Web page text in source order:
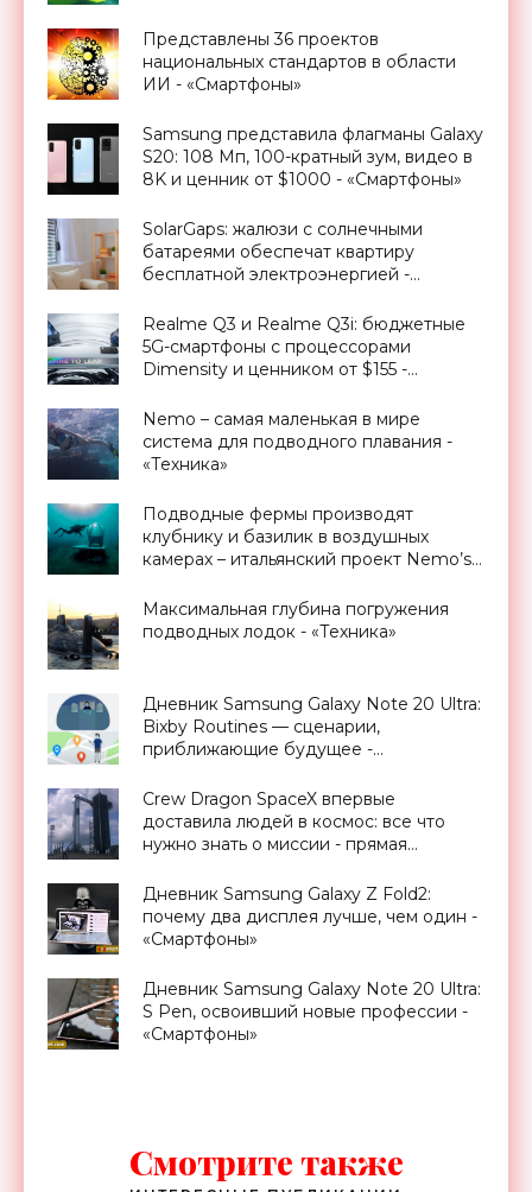
Представлены 36 проектов
национальных стандартов в области
ИИ - «Смартфоны»
Samsung представила флагманы Galaxy
S20: 108 Мп, 100-кратный зум, видео в
8K и ценник от $1000 - «Смартфоны»
SolarGaps: жалюзи с солнечными
батареями обеспечат квартиру
бесплатной электроэнергией -
Realme Q3 и Realme Q3i: бюджетные
5G-смартфоны с процессорами
Dimensity и ценником от $155 -
Nemo – самая маленькая в мире
система для подводного плавания -
«Техника»
Подводные фермы производят
клубнику и базилик в воздушных
камерах – итальянский проект Nemo’s
Максимальная глубина погружения
подводных лодок - «Техника»
Дневник Samsung Galaxy Note 20 Ultra:
Bixby Routines — сценарии,
приближающие будущее -
Crew Dragon SpaceX впервые
доставила людей в космос: все что
нужно знать о миссии - прямая
Дневник Samsung Galaxy Z Fold2:
почему два дисплея лучше, чем один -
«Смартфоны»
Дневник Samsung Galaxy Note 20 Ultra:
S Pen, освоивший новые профессии -
«Смартфоны»
Смотрите также